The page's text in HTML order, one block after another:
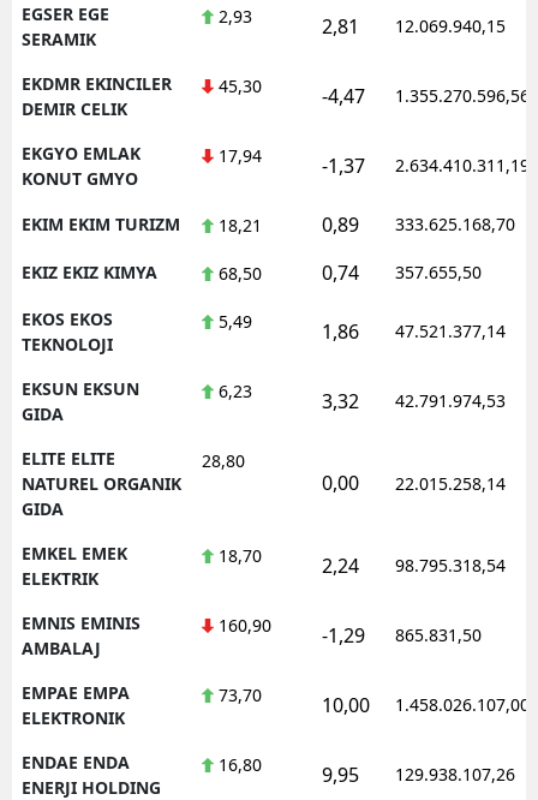
EGSER EGE
SERAMIK
2,93 2,81 12.069.940,15
EKDMR EKINCILER
DEMIR CELIK
45,30 -4,47 1.355.270.596,56
EKGYO EMLAK
KONUT GMYO
17,94 -1,37 2.634.410.311,19
EKIM EKIM TURIZM 18,21 0,89 333.625.168,70
EKIZ EKIZ KIMYA 68,50 0,74 357.655,50
EKOS EKOS
TEKNOLOJI
5,49 1,86 47.521.377,14
EKSUN EKSUN
GIDA
6,23 3,32 42.791.974,53
ELITE ELITE
NATUREL ORGANIK
GIDA
28,80
0,00 22.015.258,14
EMKEL EMEK
ELEKTRIK
18,70 2,24 98.795.318,54
EMNIS EMINIS
AMBALAJ
160,90 -1,29 865.831,50
EMPAE EMPA
ELEKTRONIK
73,70 10,00 1.458.026.107,00
ENDAE ENDA
ENERJI HOLDING
16,80 9,95 129.938.107,26